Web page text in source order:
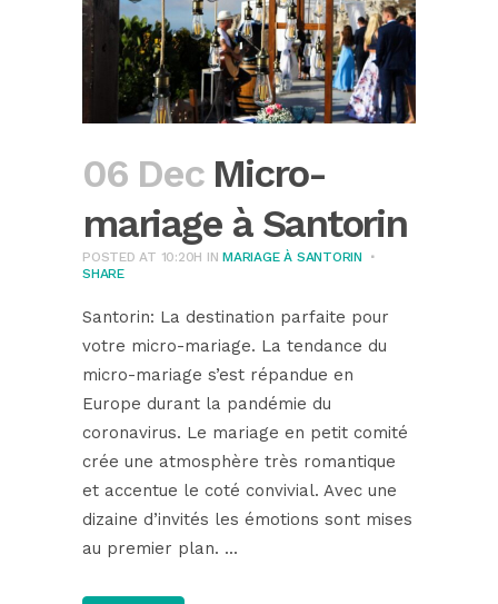
06 Dec Micro-
mariage à Santorin
POSTED AT 10:20H INMARIAGE À SANTORIN
SHARE
Santorin: La destination parfaite pour
votre micro-mariage. La tendance du
micro-mariage s’est répandue en
Europe durant la pandémie du
coronavirus. Le mariage en petit comité
crée une atmosphère très romantique
et accentue le coté convivial. Avec une
dizaine d’invités les émotions sont mises
au premier plan. ...